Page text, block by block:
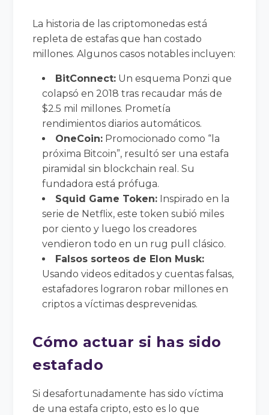
La historia de las criptomonedas está
repleta de estafas que han costado
millones. Algunos casos notables incluyen:
BitConnect: Un esquema Ponzi que
colapsó en 2018 tras recaudar más de
$2.5 mil millones. Prometía
rendimientos diarios automáticos.
OneCoin: Promocionado como “la
próxima Bitcoin”, resultó ser una estafa
piramidal sin blockchain real. Su
fundadora está prófuga.
Squid Game Token: Inspirado en la
serie de Netflix, este token subió miles
por ciento y luego los creadores
vendieron todo en un rug pull clásico.
Falsos sorteos de Elon Musk:
Usando videos editados y cuentas falsas,
estafadores lograron robar millones en
criptos a víctimas desprevenidas.
Cómo actuar si has sido
estafado
Si desafortunadamente has sido víctima
de una estafa cripto, esto es lo que